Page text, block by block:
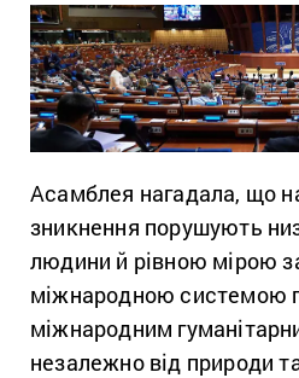
Асамблея нагадала, що
зникнення порушують
людини й рівною мірою
міжнародною системою
міжнародним
незалежно від природи